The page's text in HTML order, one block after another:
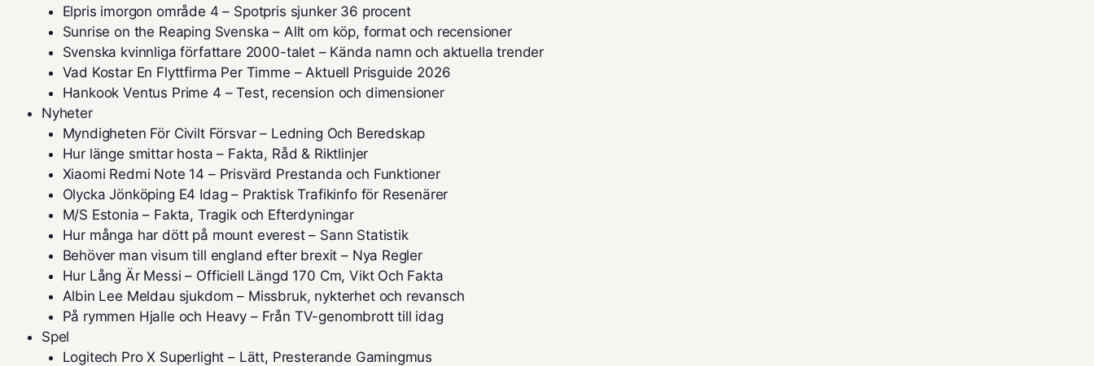
Elpris imorgon område 4 – Spotpris sjunker 36 procent
Sunrise on the Reaping Svenska – Allt om köp, format och recensioner
Svenska kvinnliga författare 2000-talet – Kända namn och aktuella trender
Vad Kostar En Flyttfirma Per Timme – Aktuell Prisguide 2026
Hankook Ventus Prime 4 – Test, recension och dimensioner
Nyheter
Myndigheten För Civilt Försvar – Ledning Och Beredskap
Hur länge smittar hosta – Fakta, Råd & Riktlinjer
Xiaomi Redmi Note 14 – Prisvärd Prestanda och Funktioner
Olycka Jönköping E4 Idag – Praktisk Trafikinfo för Resenärer
M/S Estonia – Fakta, Tragik och Efterdyningar
Hur många har dött på mount everest – Sann Statistik
Behöver man visum till england efter brexit – Nya Regler
Hur Lång Är Messi – Officiell Längd 170 Cm, Vikt Och Fakta
Albin Lee Meldau sjukdom – Missbruk, nykterhet och revansch
På rymmen Hjalle och Heavy – Från TV-genombrott till idag
Spel
Logitech Pro X Superlight – Lätt, Presterande Gamingmus